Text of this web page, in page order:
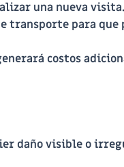
una nueva
transporte para que
costos
daño visible o